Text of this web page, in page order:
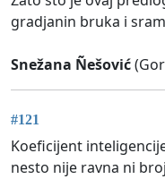
gradjanin bruka i
Snežana Ñešović
#121
Koeficijent
nesto nije ravna ni